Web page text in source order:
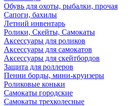
Обувь для охоты, рыбалки, прочая
Сапоги, бахилы
Летний инвентарь
Ролики, Скейты, Самокаты
Аксессуары для роликов
Аксессуары для самокатов
Аксессуары для скейтбордов
Защита для роллеров
Пенни борды, мини-круизеры
Роликовые коньки
Самокаты городские
Самокаты трехколесные